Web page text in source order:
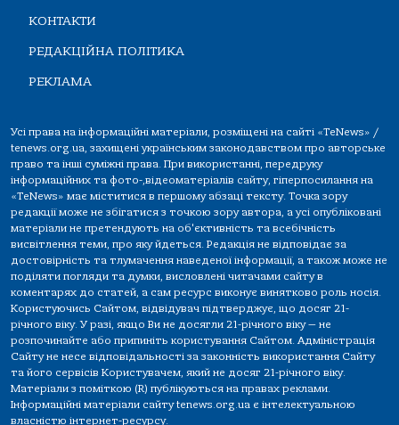
КОНТАКТИ
РЕДАКЦІЙНА ПОЛІТИКА
РЕКЛАМА
Усі права на інформаційні матеріали, розміщені на сайті «TeNews» /
tenews.org.ua, захищені українським законодавством про авторське
право та інші суміжні права. При використанні, передруку
інформаційних та фото-,відеоматеріалів сайту, гіперпосилання на
«TeNews» має міститися в першому абзаці тексту. Точка зору
редакції може не збігатися з точкою зору автора, а усі опубліковані
матеріали не претендують на об'єктивність та всебічність
висвітлення теми, про яку йдеться. Редакція не відповідає за
достовірність та тлумачення наведеної інформації, а також може не
поділяти погляди та думки, висловлені читачами сайту в
коментарях до статей, а сам ресурс виконує винятково роль носія.
Користуючись Сайтом, відвідувач підтверджує, що досяг 21-
річного віку. У разі, якщо Ви не досягли 21-річного віку — не
розпочинайте або припиніть користування Сайтом. Адміністрація
Сайту не несе відповідальності за законність використання Сайту
та його сервісів Користувачем, який не досяг 21-річного віку.
Матеріали з поміткою (R) публікуються на правах реклами.
Інформаційні матеріали сайту tenews.org.ua є інтелектуальною
власністю інтернет-ресурсу.